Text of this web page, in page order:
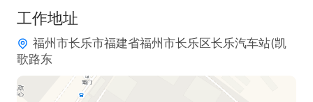
工作地址
福州市长乐市福建省福州市长乐区长乐汽车站(凯
歌路东